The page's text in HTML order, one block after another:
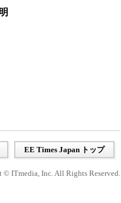
EE Times Japan トップ
© ITmedia, Inc. All Rights Reserved.